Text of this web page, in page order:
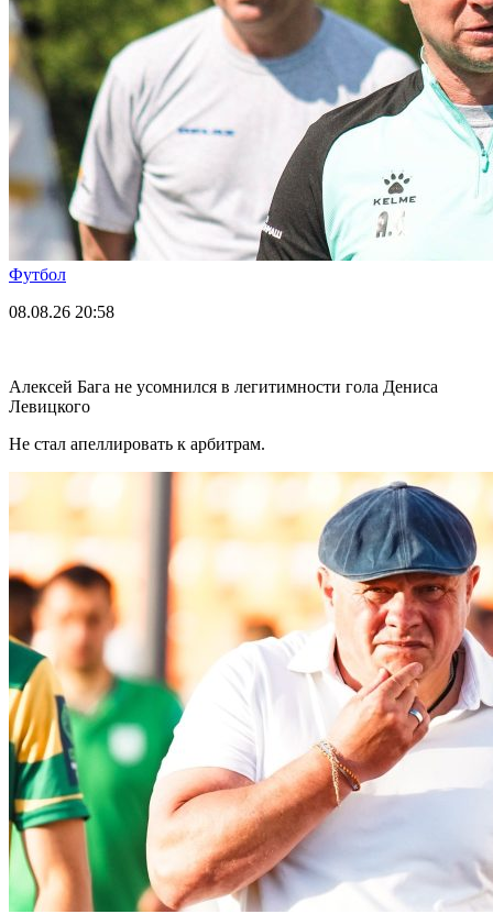
Футбол
08.08.26 20:58
Алексей Бага не усомнился в легитимности гола Дениса
Левицкого
Не стал апеллировать к арбитрам.